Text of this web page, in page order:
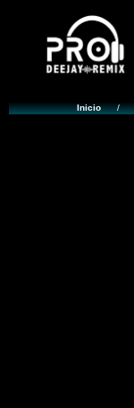
Inicio /